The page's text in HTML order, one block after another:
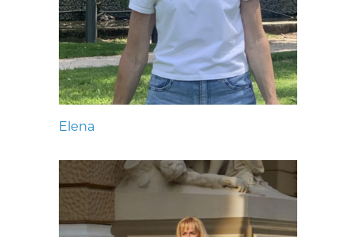
Elena